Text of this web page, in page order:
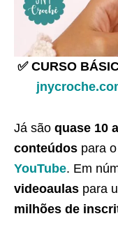
✅ CURSO
Já são quase 10
conteúdos para o
YouTube. Em
videoaulas para
milhões de